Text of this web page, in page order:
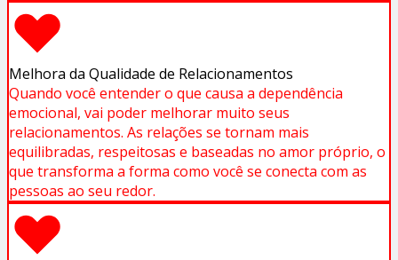
Melhora da Qualidade de Relacionamentos
Quando você entender o que causa a dependência
emocional, vai poder melhorar muito seus
relacionamentos. As relações se tornam mais
equilibradas, respeitosas e baseadas no amor próprio, o
que transforma a forma como você se conecta com as
pessoas ao seu redor.